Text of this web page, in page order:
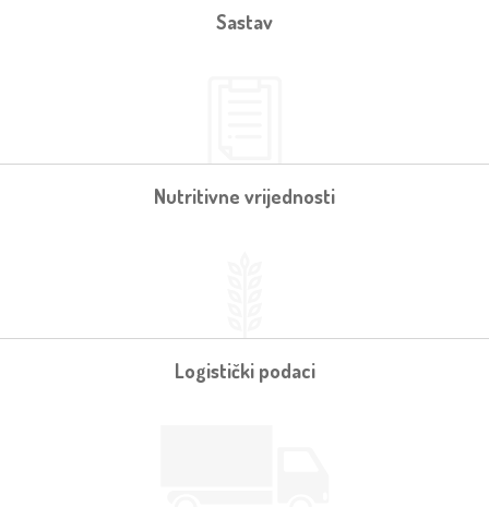
Sastav
Nutritivne vrijednosti
Logistički podaci